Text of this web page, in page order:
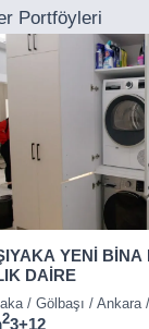
Portföyleri
YENİ BİNA
DAİRE
/ Gölbaşı / Ankara
23+12